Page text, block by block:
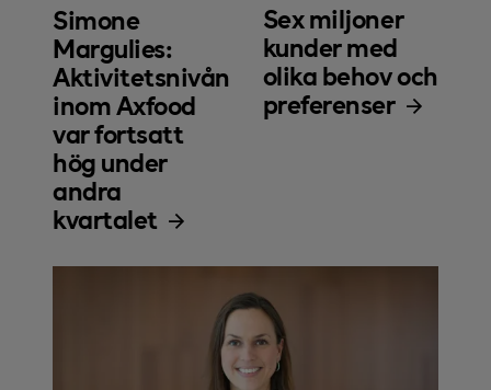
Simone
Margulies:
Aktivitetsnivån
inom Axfood
var fortsatt
hög under
andra
kvartalet
Sex miljoner
kunder med
olika behov och
preferenser